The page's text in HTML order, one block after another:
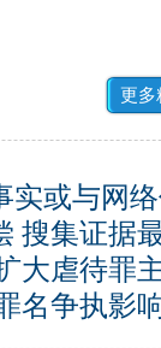
更多
实或与网
搜集证据
大虐待罪
名争执影